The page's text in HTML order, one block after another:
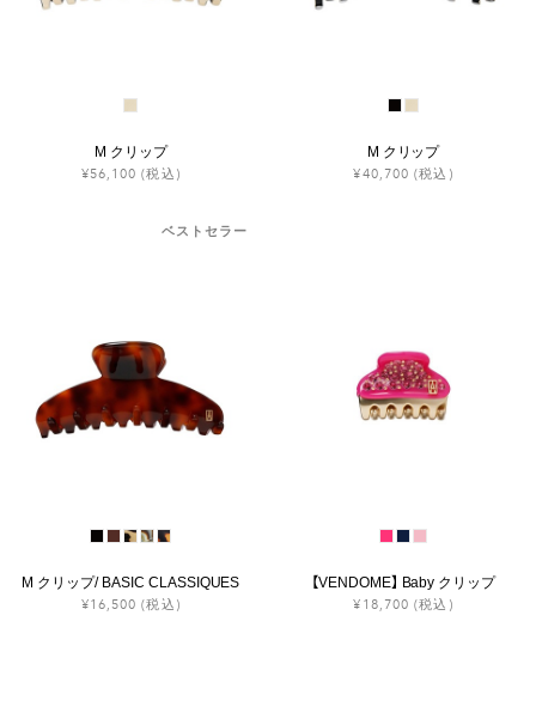
M クリップ
¥56,100 (税込)
M クリップ
¥40,700 (税込)
ベストセラー
M クリップ/ BASIC CLASSIQUES
¥16,500 (税込)
【VENDOME】 Baby クリップ
¥18,700 (税込)